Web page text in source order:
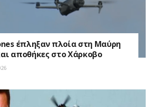
έπληξαν πλοία στη Μαύρη
αποθήκες στο Χάρκοβο